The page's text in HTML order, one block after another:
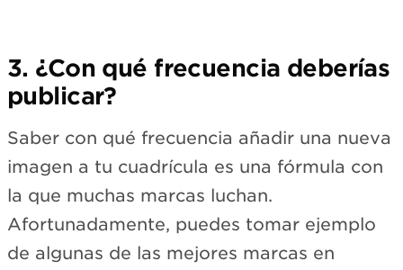
3. ¿Con qué frecuencia deberías
publicar?
Saber con qué frecuencia añadir una nueva
imagen a tu cuadrícula es una fórmula con
la que muchas marcas luchan.
Afortunadamente, puedes tomar ejemplo
de algunas de las mejores marcas en